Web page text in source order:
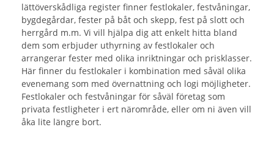
lättöverskådliga register finner festlokaler, festvåningar,
bygdegårdar, fester på båt och skepp, fest på slott och
herrgård m.m. Vi vill hjälpa dig att enkelt hitta bland
dem som erbjuder uthyrning av festlokaler och
arrangerar fester med olika inriktningar och prisklasser.
Här finner du festlokaler i kombination med såväl olika
evenemang som med övernattning och logi möjligheter.
Festlokaler och festvåningar för såväl företag som
privata festligheter i ert närområde, eller om ni även vill
åka lite längre bort.